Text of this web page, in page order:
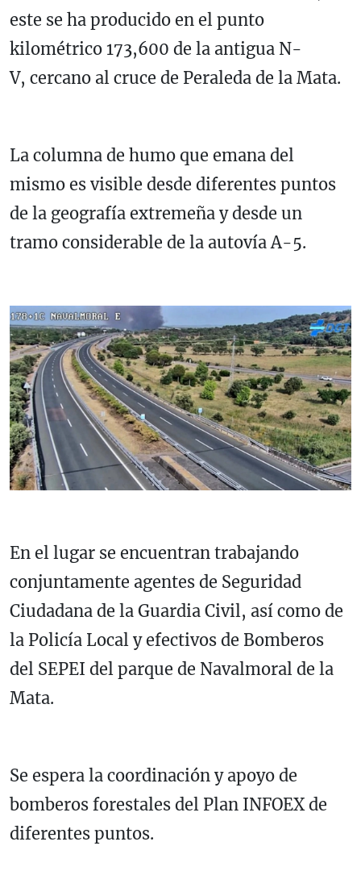
este se ha producido en el punto
kilométrico 173,600 de la antigua N-
V, cercano al cruce de Peraleda de la Mata.
La columna de humo que emana del
mismo es visible desde diferentes puntos
de la geografía extremeña y desde un
tramo considerable de la autovía A-5.
En el lugar se encuentran trabajando
conjuntamente agentes de Seguridad
Ciudadana de la Guardia Civil, así como de
la Policía Local y efectivos de Bomberos
del SEPEI del parque de Navalmoral de la
Mata.
Se espera la coordinación y apoyo de
bomberos forestales del Plan INFOEX de
diferentes puntos.